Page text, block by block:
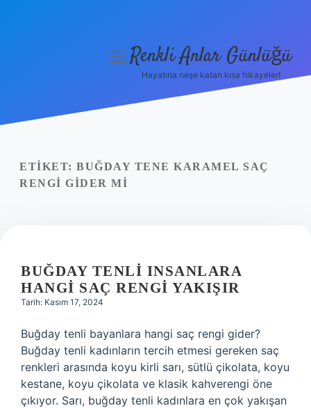
Yasal Uyarı
menüyüRenkli Anlar Günlüğü
Hayatına neşe katan kısa hikayeler!
ETIKET: BUĞDAY TENE KARAMEL SAÇ
RENGI GIDER MI
BUĞDAY TENLI INSANLARA
HANGI SAÇ RENGI YAKIŞIR
Tarih: Kasım 17, 2024
Buğday tenli bayanlara hangi saç rengi gider?
Buğday tenli kadınların tercih etmesi gereken saç
renkleri arasında koyu kirli sarı, sütlü çikolata, koyu
kestane, koyu çikolata ve klasik kahverengi öne
çıkıyor. Sarı, buğday tenli kadınlara en çok yakışan